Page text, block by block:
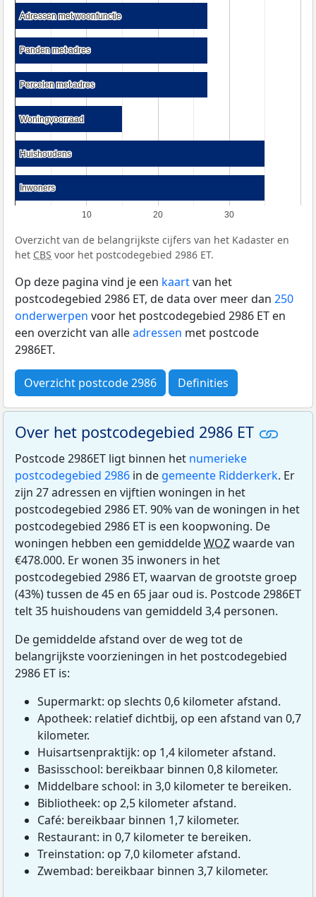
10 20 30
Adressen met woonfunctie
Adressen met woonfunctie
Panden met adres
Panden met adres
Percelen met adres
Percelen met adres
Woningvoorraad
Woningvoorraad
Huishoudens
Huishoudens
Inwoners
Inwoners
Overzicht van de belangrijkste cijfers van het Kadaster en
het CBS voor het postcodegebied 2986 ET.
Op deze pagina vind je een kaartvan het
postcodegebied 2986 ET, de data over meer dan 250
onderwerpen voor het postcodegebied 2986 ET en
een overzicht van alleadressen met postcode
2986ET.
Overzicht postcode 2986 Definities
Over het postcodegebied 2986 ET
Postcode 2986ET ligt binnen het numerieke
postcodegebied 2986 in de gemeente Ridderkerk. Er
zijn 27 adressen en vijftien woningen in het
postcodegebied 2986 ET. 90% van de woningen in het
postcodegebied 2986 ET is een koopwoning. De
woningen hebben een gemiddeldeWOZwaarde van
€478.000. Er wonen 35 inwoners in het
postcodegebied 2986 ET, waarvan de grootste groep
(43%) tussen de 45 en 65 jaar oud is. Postcode 2986ET
telt 35 huishoudens van gemiddeld 3,4 personen.
De gemiddelde afstand over de weg tot de
belangrijkste voorzieningen in het postcodegebied
2986 ET is:
Supermarkt: op slechts 0,6 kilometer afstand.
Apotheek: relatief dichtbij, op een afstand van 0,7
kilometer.
Huisartsenpraktijk: op 1,4 kilometer afstand.
Basisschool: bereikbaar binnen 0,8 kilometer.
Middelbare school: in 3,0 kilometer te bereiken.
Bibliotheek: op 2,5 kilometer afstand.
Café: bereikbaar binnen 1,7 kilometer.
Restaurant: in 0,7 kilometer te bereiken.
Treinstation: op 7,0 kilometer afstand.
Zwembad: bereikbaar binnen 3,7 kilometer.